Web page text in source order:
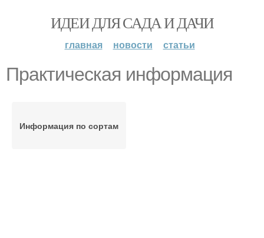
ИДЕИ ДЛЯ САДА И ДАЧИ
главная новости статьи
Практическая информация
Информация по сортам